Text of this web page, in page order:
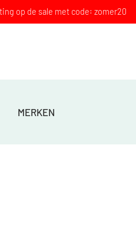
op de sale met code: zomer20
MERKEN